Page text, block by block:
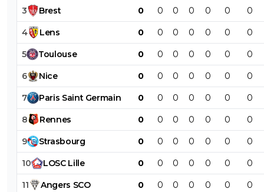
3 Brest 0 0 0 0 0 0 0
4 Lens 0 0 0 0 0 0 0
5 Toulouse 0 0 0 0 0 0 0
6 Nice 0 0 0 0 0 0 0
7 Paris Saint Germain 0 0 0 0 0 0 0
8 Rennes 0 0 0 0 0 0 0
9 Strasbourg 0 0 0 0 0 0 0
10 LOSC Lille 0 0 0 0 0 0 0
11 Angers SCO 0 0 0 0 0 0 0